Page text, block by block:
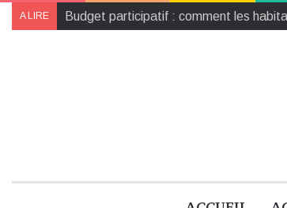
A LIRE Castelligérien, Castelvallois,